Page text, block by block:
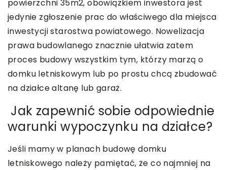
powierzchni 35m2, obowiązkiem inwestora jest
jedynie zgłoszenie prac do właściwego dla miejsca
inwestycji starostwa powiatowego. Nowelizacja
prawa budowlanego znacznie ułatwia zatem
proces budowy wszystkim tym, którzy marzą o
domku letniskowym lub po prostu chcą zbudować
na działce altanę lub garaż.
Jak zapewnić sobie odpowiednie
warunki wypoczynku na działce?
Jeśli mamy w planach budowę domku
letniskowego należy pamiętać, że co najmniej na